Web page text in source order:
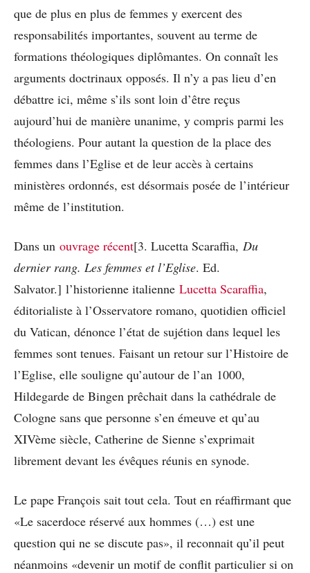
que de plus en plus de femmes y exercent des
responsabilités importantes, souvent au terme de
formations théologiques diplômantes. On connaît les
arguments doctrinaux opposés. Il n’y a pas lieu d’en
débattre ici, même s’ils sont loin d’être reçus
aujourd’hui de manière unanime, y compris parmi les
théologiens. Pour autant la question de la place des
femmes dans l’Eglise et de leur accès à certains
ministères ordonnés, est désormais posée de l’intérieur
même de l’institution.
Dans un ouvrage récent[3. Lucetta Scaraffia, Du
dernier rang. Les femmes et l’Eglise. Ed.
Salvator.] l’historienne italienne Lucetta Scaraffia,
éditorialiste à l’Osservatore romano, quotidien officiel
du Vatican, dénonce l’état de sujétion dans lequel les
femmes sont tenues. Faisant un retour sur l’Histoire de
l’Eglise, elle souligne qu’autour de l’an 1000,
Hildegarde de Bingen prêchait dans la cathédrale de
Cologne sans que personne s’en émeuve et qu’au
XIVème siècle, Catherine de Sienne s’exprimait
librement devant les évêques réunis en synode.
Le pape François sait tout cela. Tout en réaffirmant que
«Le sacerdoce réservé aux hommes (…) est une
question qui ne se discute pas», il reconnait qu’il peut
néanmoins «devenir un motif de conflit particulier si on